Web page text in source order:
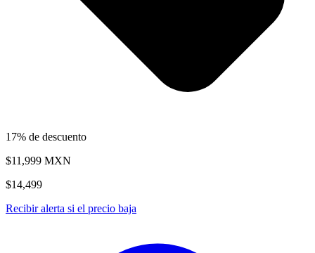
17% de descuento
$11,999 MXN
$14,499
Recibir alerta si el precio baja